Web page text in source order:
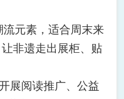
元素，适合周末来
非遗走出展柜、贴
展阅读推广、公益